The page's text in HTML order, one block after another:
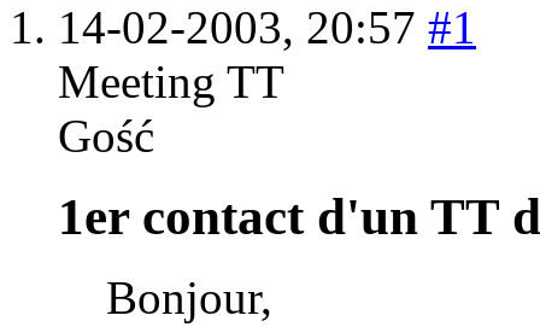
14-02-2003, 20:57 #1
Meeting TT
Gość
1er contact d'un TT
Bonjour,